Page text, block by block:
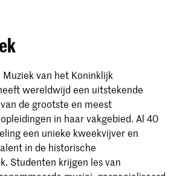
van het Koninklijk
wereldwijd een uitstekende
de grootste en meest
in haar vakgebied. Al 40
een unieke kweekvijver en
in de historische
Studenten krijgen les van